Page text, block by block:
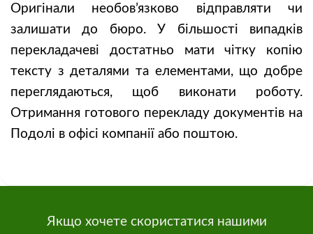
Оригінали необов’язково відправляти чи
залишати до бюро. У більшості випадків
перекладачеві достатньо мати чітку копію
тексту з деталями та елементами, що добре
переглядаються, щоб виконати роботу.
Отримання готового перекладу документів на
Подолі в офісі компанії або поштою.
Якщо хочете скористатися нашими